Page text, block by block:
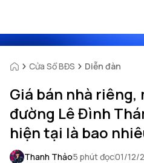
Cửa Sổ BĐS Diễn đàn
Giá bán nhà riêng,
đường Lê Đình
hiện tại là bao
Thanh Thảo5 phút đọc01/12/